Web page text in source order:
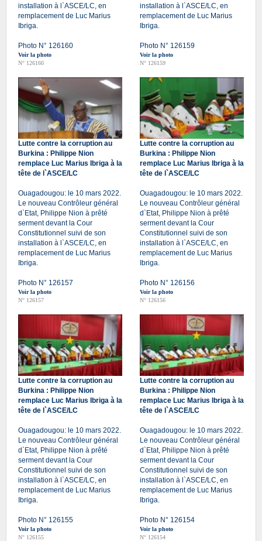
installation à l`ASCE/LC, en
remplacement de Luc Marius
Ibriga.
Photo N° 126160
Voir la photo
N° 126160
installation à l`ASCE/LC, en
remplacement de Luc Marius
Ibriga.
Photo N° 126159
Voir la photo
N° 126159
Lutte contre la corruption au
Burkina : Philippe Nion
remplace Luc Marius Ibriga à la
tête de l`ASCE/LC
Ouagadougou: le 10 mars 2022.
Le nouveau Contrôleur général
d`Etat, Philippe Nion à prêté
serment devant la Cour
Constitutionnel suivi de son
installation à l`ASCE/LC, en
remplacement de Luc Marius
Ibriga.
Photo N° 126157
Voir la photo
N° 126157
Lutte contre la corruption au
Burkina : Philippe Nion
remplace Luc Marius Ibriga à la
tête de l`ASCE/LC
Ouagadougou: le 10 mars 2022.
Le nouveau Contrôleur général
d`Etat, Philippe Nion à prêté
serment devant la Cour
Constitutionnel suivi de son
installation à l`ASCE/LC, en
remplacement de Luc Marius
Ibriga.
Photo N° 126156
Voir la photo
N° 126156
Lutte contre la corruption au
Burkina : Philippe Nion
remplace Luc Marius Ibriga à la
tête de l`ASCE/LC
Ouagadougou: le 10 mars 2022.
Le nouveau Contrôleur général
d`Etat, Philippe Nion à prêté
serment devant la Cour
Constitutionnel suivi de son
installation à l`ASCE/LC, en
remplacement de Luc Marius
Ibriga.
Photo N° 126155
Voir la photo
N° 126155
Lutte contre la corruption au
Burkina : Philippe Nion
remplace Luc Marius Ibriga à la
tête de l`ASCE/LC
Ouagadougou: le 10 mars 2022.
Le nouveau Contrôleur général
d`Etat, Philippe Nion à prêté
serment devant la Cour
Constitutionnel suivi de son
installation à l`ASCE/LC, en
remplacement de Luc Marius
Ibriga.
Photo N° 126154
Voir la photo
N° 126154